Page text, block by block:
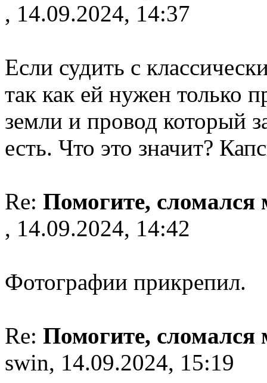
, 14.09.2024, 14:37
Если судить с
так как ей нужен только
земли и провод который
есть. Что это значит?
Re: Помогите,
, 14.09.2024, 14:42
Фотографии прикрепил.
Re: Помогите,
swin, 14.09.2024, 15:19